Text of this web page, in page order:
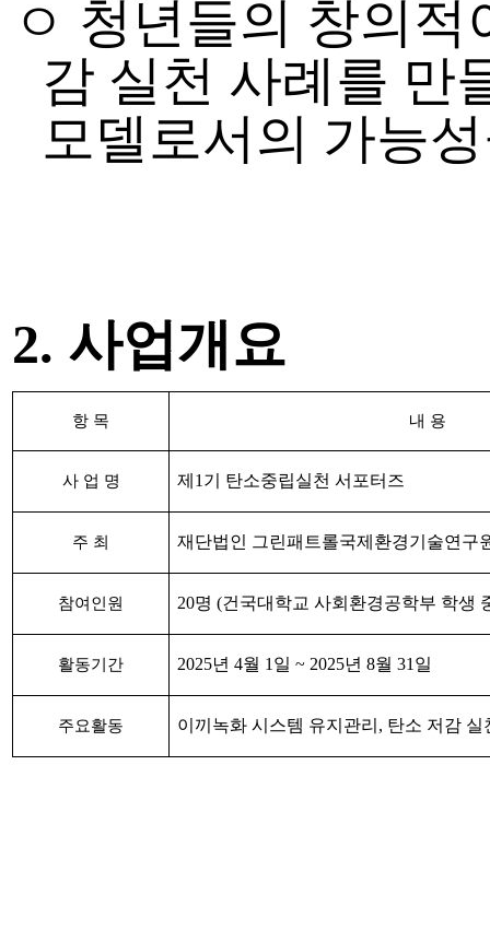
ㅇ 청년들의 창의
감 실천 사례를 만
모델로서의 가능
2. 사업개요
항 목 내 용
사 업 명 제 1 기 탄소중립실천 서포터즈
주 최 재단법인 그린패트롤국제환경기술연구
참여인원 20명 (건국대학교 사회환경공학부 학생
활동기간 2025년 4월 1 일 ~ 2025년 8월 31 일
주요활동 이끼녹화 시스템 유지관리 , 탄소 저감 실